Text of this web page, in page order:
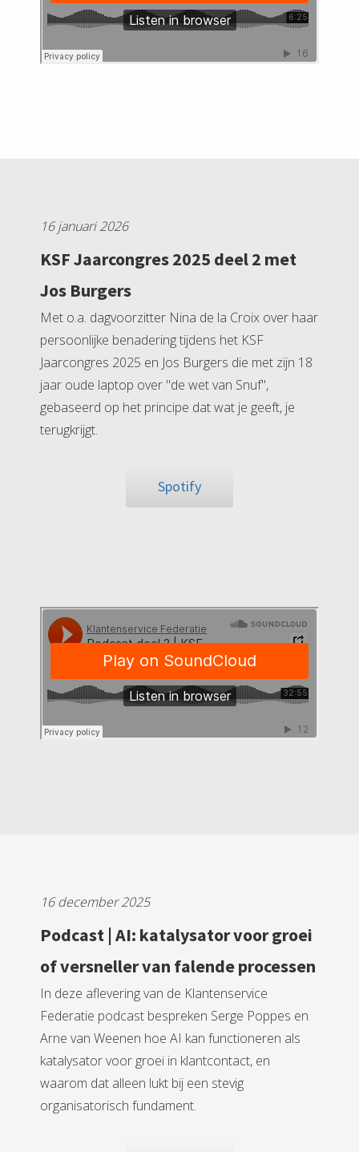
16 januari 2026
KSF Jaarcongres 2025 deel 2 met
Jos Burgers
Met o.a. dagvoorzitter Nina de la Croix over haar
persoonlijke benadering tijdens het KSF
Jaarcongres 2025 en Jos Burgers die met zijn 18
jaar oude laptop over "de wet van Snuf",
gebaseerd op het principe dat wat je geeft, je
terugkrijgt.
Spotify
16 december 2025
Podcast | AI: katalysator voor groei
of versneller van falende processen
In deze aflevering van de Klantenservice
Federatie podcast bespreken Serge Poppes en
Arne van Weenen hoe AI kan functioneren als
katalysator voor groei in klantcontact, en
waarom dat alleen lukt bij een stevig
organisatorisch fundament.